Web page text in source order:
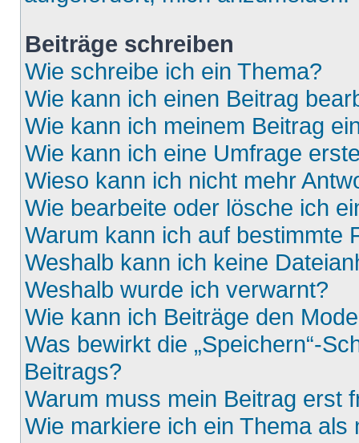
Beiträge schreiben
Wie schreibe ich ein Thema?
Wie kann ich einen Beitrag
Wie kann ich meinem Beitrag
Wie kann ich eine Umfrage
Wieso kann ich nicht mehr
Wie bearbeite oder lösche ich
Warum kann ich auf bestimmte
Weshalb kann ich keine
Weshalb wurde ich verwarnt?
Wie kann ich Beiträge den
Was bewirkt die „Speichern“-
Beitrags?
Warum muss mein Beitrag erst
Wie markiere ich ein Thema als